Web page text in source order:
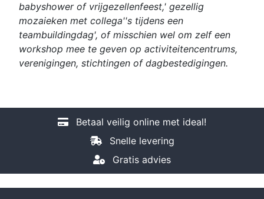
babyshower of vrijgezellenfeest,' gezellig
mozaieken met collega''s tijdens een
teambuildingdag', of misschien wel om zelf een
workshop mee te geven op activiteitencentrums,
verenigingen, stichtingen of dagbestedigingen.
Betaal veilig online met ideal!
Snelle levering
Gratis advies